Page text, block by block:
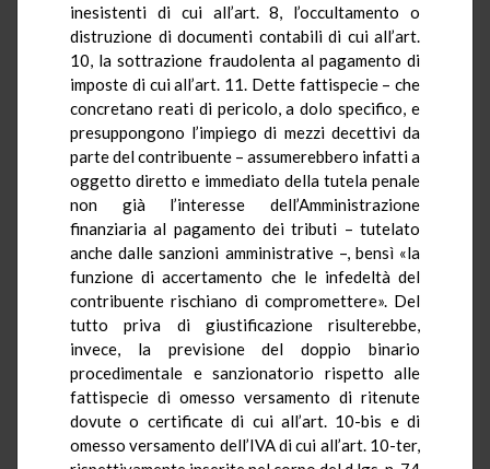
inesistenti di cui all’art. 8, l’occultamento o
distruzione di documenti contabili di cui all’art.
10, la sottrazione fraudolenta al pagamento di
imposte di cui all’art. 11. Dette fattispecie – che
concretano reati di pericolo, a dolo specifico, e
presuppongono l’impiego di mezzi decettivi da
parte del contribuente – assumerebbero infatti a
oggetto diretto e immediato della tutela penale
non già l’interesse dell’Amministrazione
finanziaria al pagamento dei tributi – tutelato
anche dalle sanzioni amministrative –, bensì «la
funzione di accertamento che le infedeltà del
contribuente rischiano di compromettere». Del
tutto priva di giustificazione risulterebbe,
invece, la previsione del doppio binario
procedimentale e sanzionatorio rispetto alle
fattispecie di omesso versamento di ritenute
dovute o certificate di cui all’art. 10-bis e di
omesso versamento dell’IVA di cui all’art. 10-ter,